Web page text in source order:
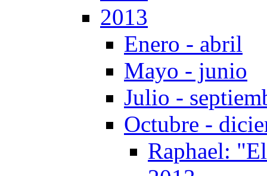
2013
Enero - abril
Mayo - junio
Julio -
Octubre -
Raphael: